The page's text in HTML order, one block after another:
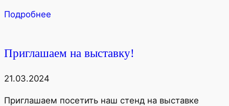
Подробнее
Приглашаем на выставку!
21.03.2024
Приглашаем посетить наш стенд на выставке